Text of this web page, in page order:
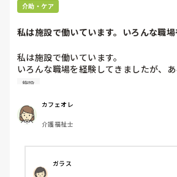
介助・ケア
私は施設で働いています。いろんな職
私は施設で働いています。
いろんな職場を経験してきましたが、
さんへの対応があまりにも悪く、可愛
もうそこでは働いていないのですが、
ょうか。
色んな職員がいるから合う合わないは
利用者さんファーストで自分が気持ち
いうのは少ないのでしょうか。
施設
カフェオレ
介護福祉士
ガラス